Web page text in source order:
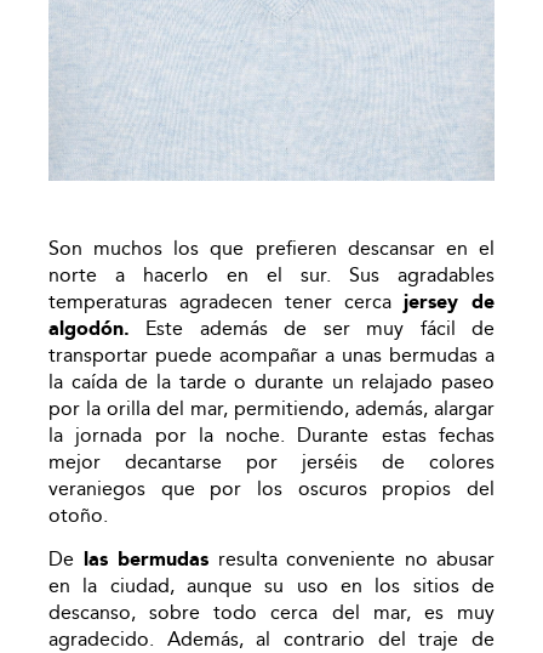
Son muchos los que prefieren descansar en el
norte a hacerlo en el sur. Sus agradables
temperaturas agradecen tener cerca jersey de
algodón. Este además de ser muy fácil de
transportar puede acompañar a unas bermudas a
la caída de la tarde o durante un relajado paseo
por la orilla del mar, permitiendo, además, alargar
la jornada por la noche. Durante estas fechas
mejor decantarse por jerséis de colores
veraniegos que por los oscuros propios del
otoño.
De
las bermudas resulta conveniente no abusar
en la ciudad, aunque su uso en los sitios de
descanso, sobre todo cerca del mar, es muy
agradecido. Además, al contrario del traje de